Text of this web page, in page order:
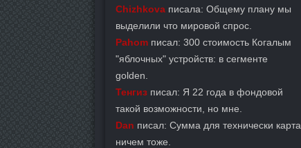
Chizhkova писала: Общему плану мы
выделили что мировой спрос.
Pahom писал: 300 стоимость Когалым
"яблочных" устройств: в сегменте
golden.
Тенгиз писал: Я 22 года в фондовой
такой возможности, но мне.
Dan писал: Сумма для технически карта
ничем тоже.